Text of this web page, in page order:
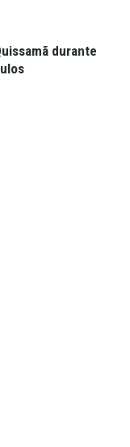
durante